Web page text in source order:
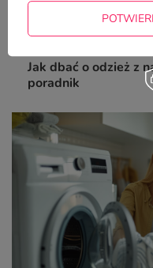
Z
Jak dbać o odzież z
poradnik